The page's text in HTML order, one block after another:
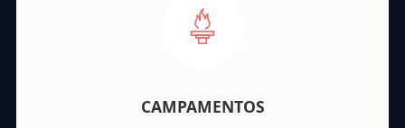
CAMPAMENTOS